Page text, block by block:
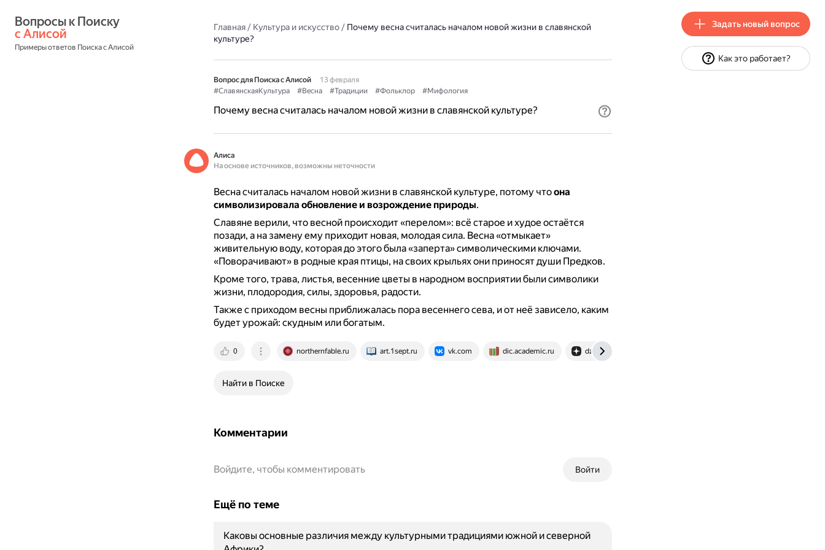
с Алисой
Примеры ответов Поиска с Алисой
Главная/ Культура и искусство/ Почему весна считалась началом новой жизни в славянской
культуре?
Вопрос для Поиска с Алисой
13 февраля
#СлавянскаяКультура
#Весна #Традиции #Фольклор #Мифология
Почему весна считалась началом новой жизни в славянской культуре?
Алиса
На основе источников, возможны неточности
Весна считалась началом новой жизни в славянской культуре, потому чтоона
символизировала обновление и возрождение природы.
Славяне верили, что весной происходит «перелом»: всё старое и худое остаётся
позади, а на замену ему приходит новая, молодая сила. Весна «отмыкает»
живительную воду, которая до этого была «заперта» символическими ключами.
«Поворачивают» в родные края птицы, на своих крыльях они приносят души Предков.
Кроме того, трава, листья, весенние цветы в народном восприятии были символики
жизни, плодородия, силы, здоровья, радости.
Также с приходом весны приближалась пора весеннего сева, и от неё зависело, каким
будет урожай: скудным или богатым.
0 northernfable.ru art.1sept.ru vk.com dic.academic.ru dzen.ru
Найти в Поиске
Комментарии
Войти
Войдите, чтобы комментировать
Ещё по теме
Каковы основные различия между культурными традициями южной и северной
Задать новый вопрос
Как это работает?